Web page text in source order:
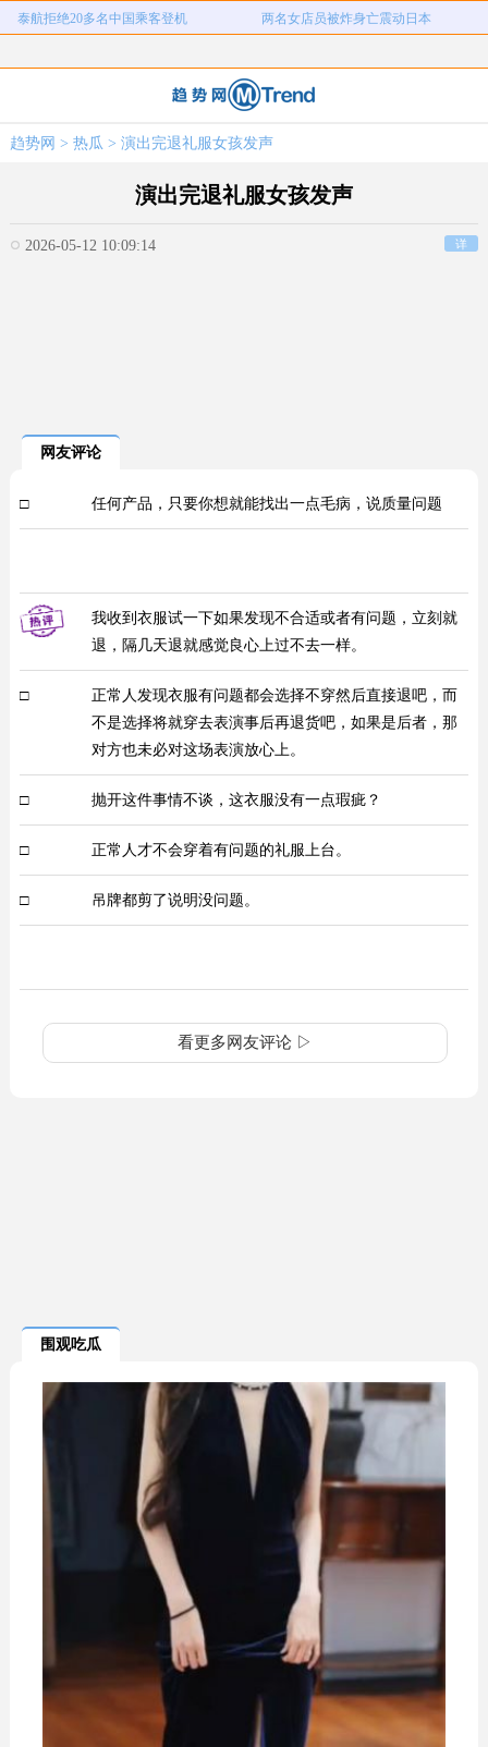
泰航拒绝20多名中国乘客登机 两名女店员被炸身亡震动日本
直播自杀日本女网红已身亡 海口80吨高危化学品瞒报
急诊医生漏诊致患儿死亡获刑1年 笔试第一称被第二名花钱劝弃考
泰航拒绝20多名中国乘客登机 两名女店员被炸身亡震动日本
趋势网 > 热瓜 > 演出完退礼服女孩发声
演出完退礼服女孩发声
2026-05-12 10:09:14 详
网友评论
□ 任何产品，只要你想就能找出一点毛病，说质量问题
我收到衣服试一下如果发现不合适或者有问题，立刻就
退，隔几天退就感觉良心上过不去一样。
□
正常人发现衣服有问题都会选择不穿然后直接退吧，而
不是选择将就穿去表演事后再退货吧，如果是后者，那
对方也未必对这场表演放心上。
□ 抛开这件事情不谈，这衣服没有一点瑕疵？
□ 正常人才不会穿着有问题的礼服上台。
□ 吊牌都剪了说明没问题。
看更多网友评论 ▷
围观吃瓜